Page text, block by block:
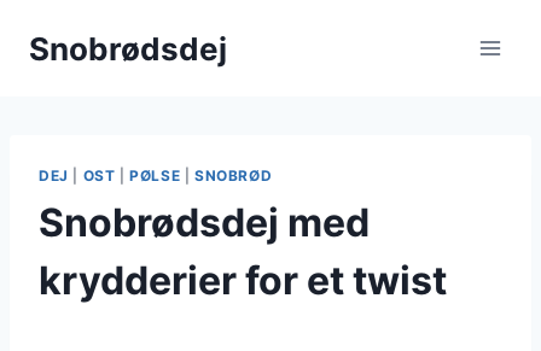
Snobrødsdej
DEJ OST |PØLSE SNOBRØD
Snobrødsdej med
krydderier for et twist